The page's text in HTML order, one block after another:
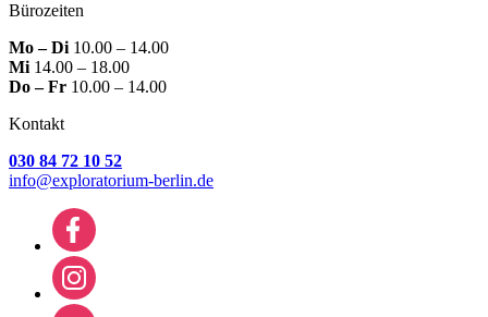
Bürozeiten
Mo – Di 10.00 – 14.00
Mi 14.00 – 18.00
Do – Fr 10.00 – 14.00
Kontakt
030 84 72 10 52
info@exploratorium-berlin.de